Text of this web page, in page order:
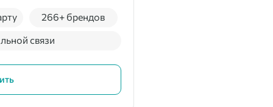
связи
266+ брендов